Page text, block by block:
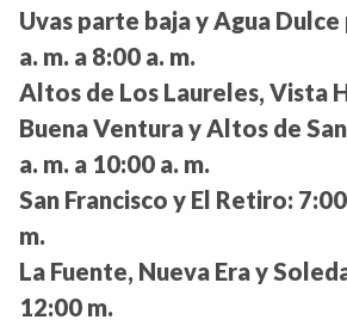
Uvas parte baja y Agua
a. m. a 8:00 a. m.
Altos de Los Laureles, Vista
Buena Ventura y Altos de
a. m. a 10:00 a. m.
San Francisco y El Retiro:
m.
La Fuente, Nueva Era y
12:00 m.